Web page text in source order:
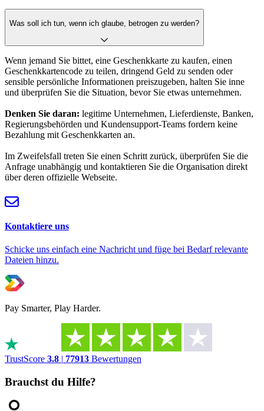
Was soll ich tun, wenn ich glaube, betrogen zu werden?
Wenn jemand Sie bittet, eine Geschenkkarte zu kaufen, einen
Geschenkkartencode zu teilen, dringend Geld zu senden oder
sensible persönliche Informationen preiszugeben, halten Sie inne
und überprüfen Sie die Situation, bevor Sie etwas unternehmen.
Denken Sie daran: legitime Unternehmen, Lieferdienste, Banken,
Regierungsbehörden und Kundensupport-Teams fordern keine
Bezahlung mit Geschenkkarten an.
Im Zweifelsfall treten Sie einen Schritt zurück, überprüfen Sie die
Anfrage unabhängig und kontaktieren Sie die Organisation direkt
über deren offizielle Webseite.
Kontaktiere uns
Schicke uns einfach eine Nachricht und füge bei Bedarf relevante
Dateien hinzu.
Pay Smarter, Play Harder.
TrustScore 3.8 | 77913 Bewertungen
Brauchst du Hilfe?